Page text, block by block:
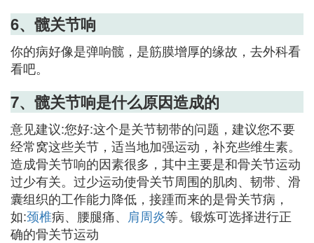
6、髋关节响
你的病好像是弹响髋，是筋膜增厚的缘故，去外科看
看吧。
7、髋关节响是什么原因造成的
意见建议:您好:这个是关节韧带的问题，建议您不要
经常窝这些关节，适当地加强运动，补充些维生素。
造成骨关节响的因素很多，其中主要是和骨关节运动
过少有关。过少运动使骨关节周围的肌肉、韧带、滑
囊组织的工作能力降低，接踵而来的是骨关节病，
如:颈椎病、腰腿痛、 肩周炎等。锻炼可选择进行正
确的骨关节运动